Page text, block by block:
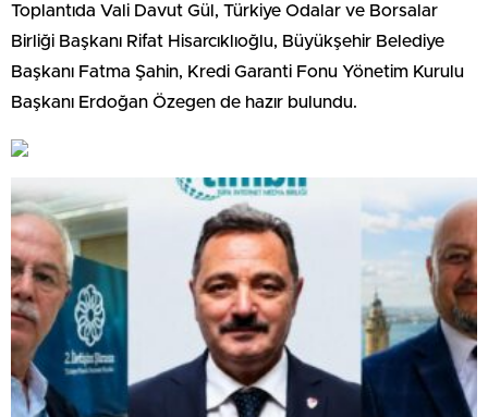
Toplantıda Vali Davut Gül, Türkiye Odalar ve Borsalar
Birliği Başkanı Rifat Hisarcıklıoğlu, Büyükşehir Belediye
Başkanı Fatma Şahin, Kredi Garanti Fonu Yönetim Kurulu
Başkanı Erdoğan Özegen de hazır bulundu.